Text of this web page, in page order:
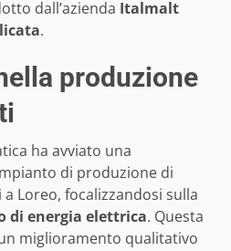
dall’azienda Italmalt
.
produzione
ha avviato una
di produzione di
a Loreo, focalizzandosi sulla
di energia elettrica. Questa
miglioramento qualitativo